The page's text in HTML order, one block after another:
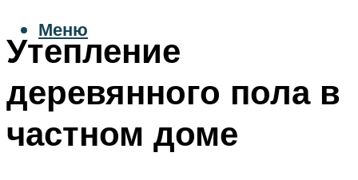
Меню
Утепление
деревянного пола в
частном доме